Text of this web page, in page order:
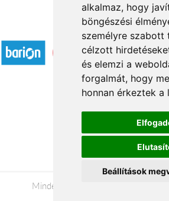
alkalmaz, hogy
böngészési
személyre szabott
célzott
és elemzi a
forgalmát, hogy
honnan érkeztek a
Beállítások
Elfogadott fizetési
Á.SZ.F.
Impresszum
Adatkezelési
Minden jog fenntartva © 2026 |